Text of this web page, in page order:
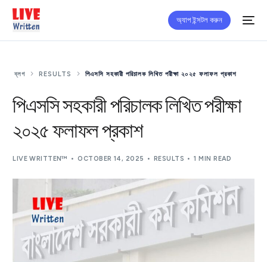
অ্যাপ ইন্সটল করুন
ব্লগ RESULTS পিএসসি সহকারী পরিচালক লিখিত পরীক্ষা ২০২৫ ফলাফল প্রকাশ
পিএসসি সহকারী পরিচালক লিখিত পরীক্ষা
২০২৫ ফলাফল প্রকাশ
LIVE WRITTEN™ OCTOBER 14, 2025 RESULTS 1 MIN READ